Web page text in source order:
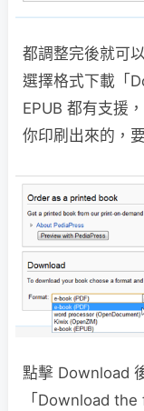
都調整完後就可
選擇格式下載「
EPUB 都有支援
你印刷出來的，
點擊 Download
「Download the